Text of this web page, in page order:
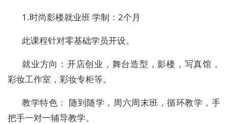
1.时尚影楼就业班学制： 2个月
此课程针对零基础学员开设。
就业方向：开店创业，舞台造型，影楼，写真馆，
彩妆工作室，彩妆专柜等。
教学特色： 随到随学，周六周末班，循环教学，手
把手一对一辅导教学。